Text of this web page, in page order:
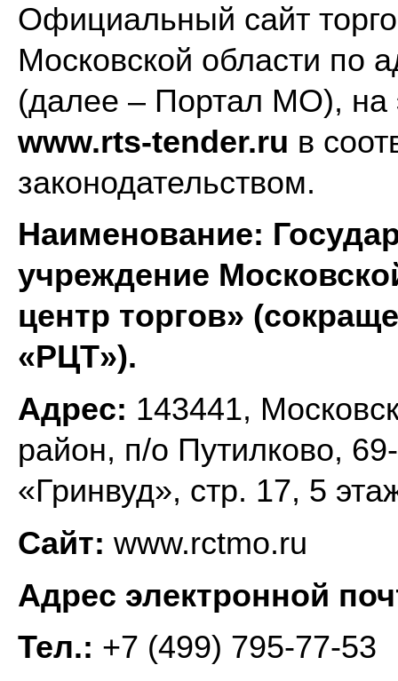
Официальный сайт
Московской области по
(далее – Портал МО), на
www.rts-tender.ru в
законодательством.
Наименование:
учреждение
центр торгов»
«РЦТ»).
Адрес: 143441,
район, п/о Путилково,
«Гринвуд», стр. 17, 5
Сайт: www.rctmo.ru
Адрес электронной
Тел.: +7 (499) 795-77-53